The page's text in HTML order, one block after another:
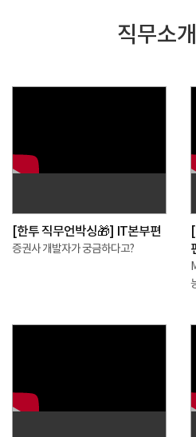
직무소
[한투 직무언박싱🎁] IT본부편
증권사 개발자가 궁금하다고?